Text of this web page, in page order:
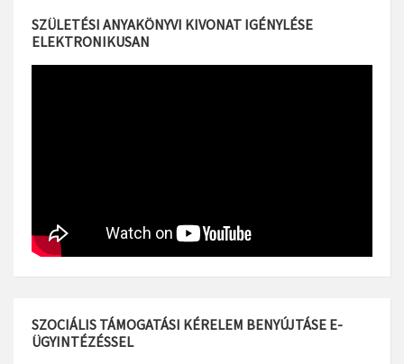
SZÜLETÉSI ANYAKÖNYVI KIVONAT IGÉNYLÉSE
ELEKTRONIKUSAN
SZOCIÁLIS TÁMOGATÁSI KÉRELEM BENYÚJTÁSE E-
ÜGYINTÉZÉSSEL